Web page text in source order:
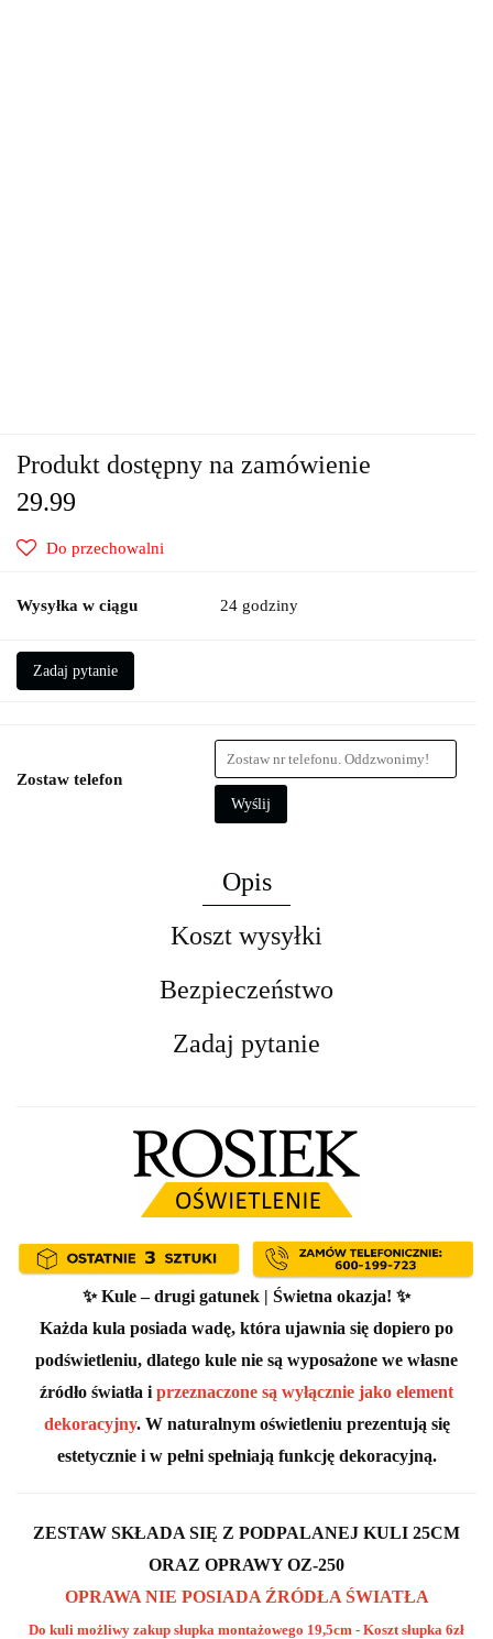
Produkt dostępny na zamówienie
29.99
Do przechowalni
Wysyłka w ciągu 24 godziny
Zadaj pytanie
Zostaw telefon
Wyślij
Opis
Koszt wysyłki
Bezpieczeństwo
Zadaj pytanie
✨Kule – drugi gatunek | Świetna okazja! ✨
Każda kula posiada wadę, która ujawnia się dopiero po
podświetleniu, dlatego kule nie są wyposażone we własne
źródło światła i przeznaczone są wyłącznie jako element
dekoracyjny. W naturalnym oświetleniu prezentują się
estetycznie i w pełni spełniają funkcję dekoracyjną.
ZESTAW SKŁADA SIĘ Z PODPALANEJ KULI 25CM
ORAZ OPRAWY OZ-250
OPRAWA NIE POSIADA ŹRÓDŁA ŚWIATŁA
Do kuli możliwy zakup słupka montażowego 19,5cm - Koszt słupka 6zł